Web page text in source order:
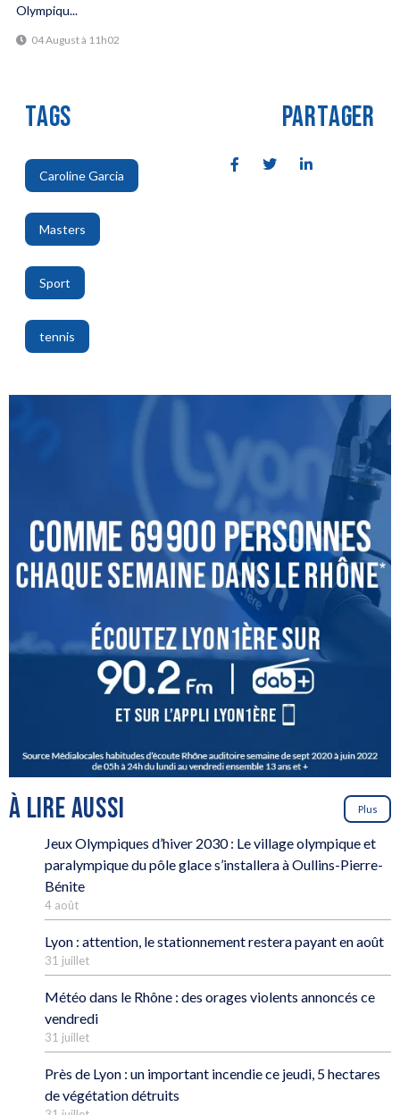
Olympiqu...
04 August à 11h02
TAGS
Caroline Garcia
,
Masters
,
Sport
,
tennis
PARTAGER
À LIRE AUSSI Plus
Jeux Olympiques d’hiver 2030 : Le village olympique et
paralympique du pôle glace s’installera à Oullins-Pierre-
Bénite
4 août
Lyon : attention, le stationnement restera payant en août
31 juillet
Météo dans le Rhône : des orages violents annoncés ce
vendredi
31 juillet
Près de Lyon : un important incendie ce jeudi, 5 hectares
de végétation détruits